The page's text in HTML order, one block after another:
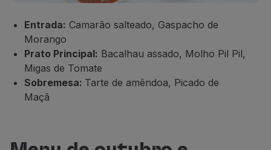
Entrada: Camarão salteado, Gaspacho de
Morango
Prato Principal: Bacalhau assado, Molho Pil Pil,
Migas de Tomate
Sobremesa: Tarte de amêndoa, Picado de
Maçã